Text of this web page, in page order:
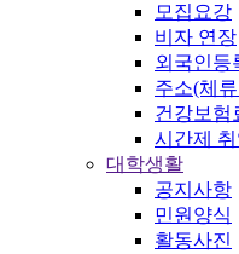
모집요강
비자 연장
외국인등
주소(체
건강보험
시간제 취
대학생활
공지사항
민원양식
활동사진